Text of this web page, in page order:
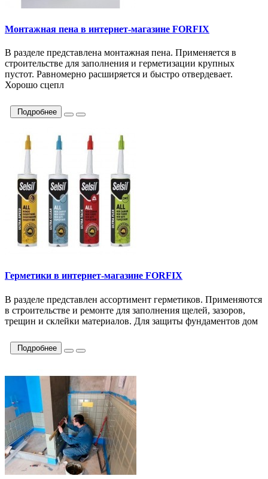
Монтажная пена в интернет-магазине FORFIX
В разделе представлена монтажная пена. Применяется в
строительстве для заполнения и герметизации крупных
пустот. Равномерно расширяется и быстро отвердевает.
Хорошо сцепл
Подробнее
Герметики в интернет-магазине FORFIX
В разделе представлен ассортимент герметиков. Применяются
в строительстве и ремонте для заполнения щелей, зазоров,
трещин и склейки материалов. Для защиты фундаментов дом
Подробнее